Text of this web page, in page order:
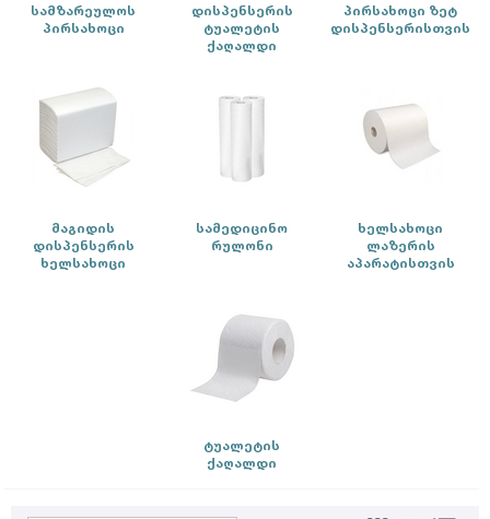
სამზარეულოს
პირსახოცი
დისპენსერის
ტუალეტის
ქაღალდი
პირსახოცი ზეტ
დისპენსერისთვის
მაგიდის
დისპენსერის
ხელსახოცი
სამედიცინო
რულონი
ხელსახოცი
ლაზერის
აპარატისთვის
ტუალეტის
ქაღალდი